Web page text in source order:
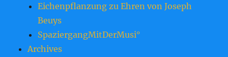
Eichenpflanzung zu Ehren von Joseph
Beuys
SpaziergangMitDerMusi°
Archives